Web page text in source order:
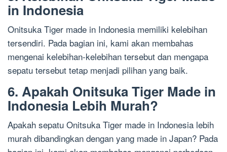
in Indonesia
Onitsuka Tiger made in Indonesia memiliki kelebihan
tersendiri. Pada bagian ini, kami akan membahas
mengenai kelebihan-kelebihan tersebut dan mengapa
sepatu tersebut tetap menjadi pilihan yang baik.
6. Apakah Onitsuka Tiger Made in
Indonesia Lebih Murah?
Apakah sepatu Onitsuka Tiger made in Indonesia lebih
murah dibandingkan dengan yang made in Japan? Pada